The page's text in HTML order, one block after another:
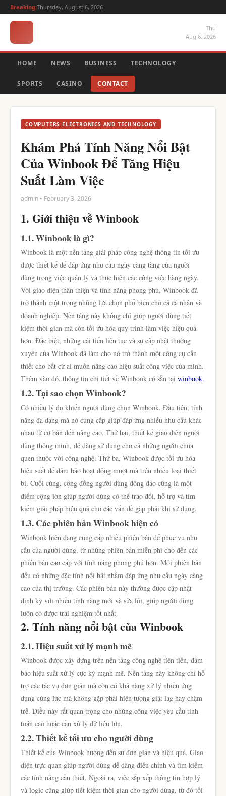
Breaking:Thursday, August 6, 2026
Thu
Aug 6, 2026
HOME NEWS BUSINESS TECHNOLOGY
SPORTS CASINO CONTACT
COMPUTERS ELECTRONICS AND TECHNOLOGY
Khám Phá Tính Năng Nổi Bật
Của Winbook Để Tăng Hiệu
Suất Làm Việc
admin • February 3, 2026
1. Giới thiệu về Winbook
1.1. Winbook là gì?
Winbook là một nền tảng giải pháp công nghệ thông tin tối ưu
được thiết kế để đáp ứng nhu cầu ngày càng tăng của người
dùng trong việc quản lý và thực hiện các công việc hàng ngày.
Với giao diện thân thiện và tính năng phong phú, Winbook đã
trở thành một trong những lựa chọn phổ biến cho cả cá nhân và
doanh nghiệp. Nền tảng này không chỉ giúp người dùng tiết
kiệm thời gian mà còn tối ưu hóa quy trình làm việc hiệu quả
hơn. Đặc biệt, những cải tiến liên tục và sự cập nhật thường
xuyên của Winbook đã làm cho nó trở thành một công cụ cần
thiết cho bất cứ ai muốn nâng cao hiệu suất công việc của mình.
Thêm vào đó, thông tin chi tiết về Winbook có sẵn tại winbook.
1.2. Tại sao chọn Winbook?
Có nhiều lý do khiến người dùng chọn Winbook. Đầu tiên, tính
năng đa dạng mà nó cung cấp giúp đáp ứng nhiều nhu cầu khác
nhau từ cơ bản đến nâng cao. Thứ hai, thiết kế giao diện người
dùng thông minh, dễ dàng sử dụng cho cả những người chưa
quen thuộc với công nghệ. Thứ ba, Winbook được tối ưu hóa
hiệu suất để đảm bảo hoạt động mượt mà trên nhiều loại thiết
bị. Cuối cùng, cộng đồng người dùng đông đảo cũng là một
điểm cộng lớn giúp người dùng có thể trao đổi, hỗ trợ và tìm
kiếm giải pháp hiệu quả cho các vấn đề gặp phải khi sử dụng.
1.3. Các phiên bản Winbook hiện có
Winbook hiện đang cung cấp nhiều phiên bản để phục vụ nhu
cầu của người dùng, từ những phiên bản miễn phí cho đến các
phiên bản cao cấp với tính năng phong phú hơn. Mỗi phiên bản
đều có những đặc tính nổi bật nhằm đáp ứng nhu cầu ngày càng
cao của thị trường. Các phiên bản này thường được cập nhật
định kỳ với nhiều tính năng mới và sửa lỗi, giúp người dùng
luôn có được trải nghiệm tốt nhất.
2. Tính năng nổi bật của Winbook
2.1. Hiệu suất xử lý mạnh mẽ
Winbook được xây dựng trên nền tảng công nghệ tiên tiến, đảm
bảo hiệu suất xử lý cực kỳ mạnh mẽ. Nền tảng này không chỉ hỗ
trợ các tác vụ đơn giản mà còn có khả năng xử lý nhiều ứng
dụng cùng lúc mà không gặp phải hiện tượng giật lag hay chậm
trễ. Điều này rất quan trọng cho những công việc yêu cầu tính
toán cao hoặc cần xử lý dữ liệu lớn.
2.2. Thiết kế tối ưu cho người dùng
Thiết kế của Winbook hướng đến sự đơn giản và hiệu quả. Giao
diện trực quan giúp người dùng dễ dàng điều chỉnh và tìm kiếm
các tính năng cần thiết. Ngoài ra, việc sắp xếp thông tin hợp lý
và logic cũng giúp tiết kiệm thời gian cho người dùng, từ đó tối